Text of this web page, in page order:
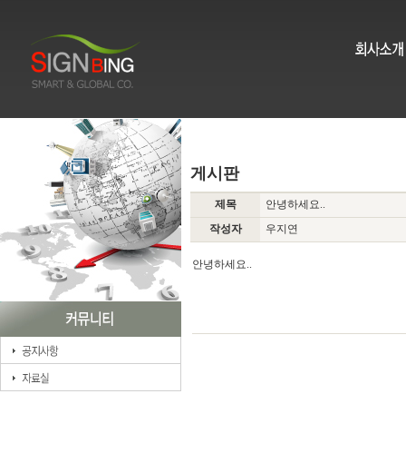
게시판
제목
안녕하세요..
작성자
우지연
안녕하세요..